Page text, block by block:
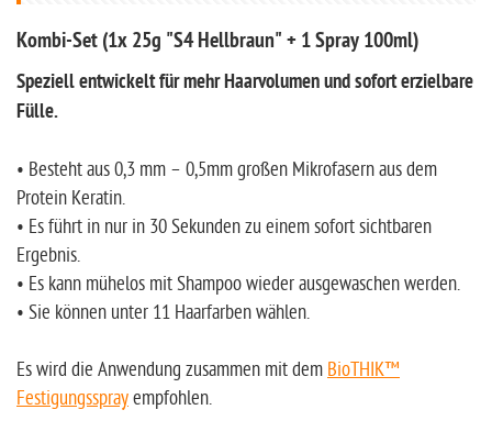
Kombi-Set (1x 25g "S4 Hellbraun" + 1 Spray 100ml)
Speziell entwickelt für mehr Haarvolumen und sofort erzielbare
Fülle.
• Besteht aus 0,3 mm – 0,5mm großen Mikrofasern aus dem
Protein Keratin.
• Es führt in nur in 30 Sekunden zu einem sofort sichtbaren
Ergebnis.
• Es kann mühelos mit Shampoo wieder ausgewaschen werden.
• Sie können unter 11 Haarfarben wählen.
Es wird die Anwendung zusammen mit dem BioTHIK™
Festigungssprayempfohlen.